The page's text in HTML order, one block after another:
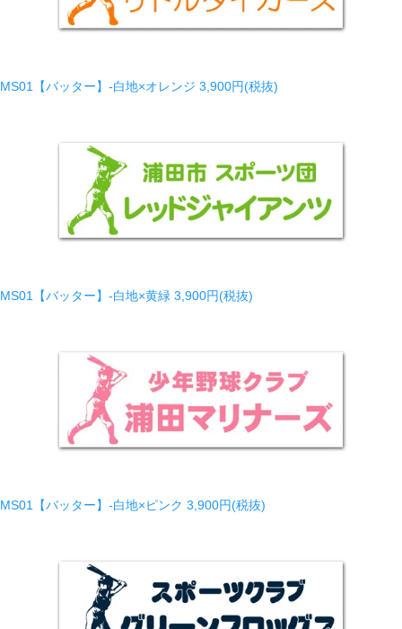
MS01【バッター】-白地×オレンジ 3,900円(税抜)
MS01【バッター】-白地×黄緑 3,900円(税抜)
MS01【バッター】-白地×ピンク 3,900円(税抜)